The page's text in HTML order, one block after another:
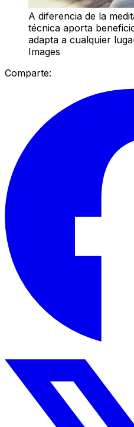
A diferencia de la
técnica aporta
adapta a cualquier
Images
Comparte: